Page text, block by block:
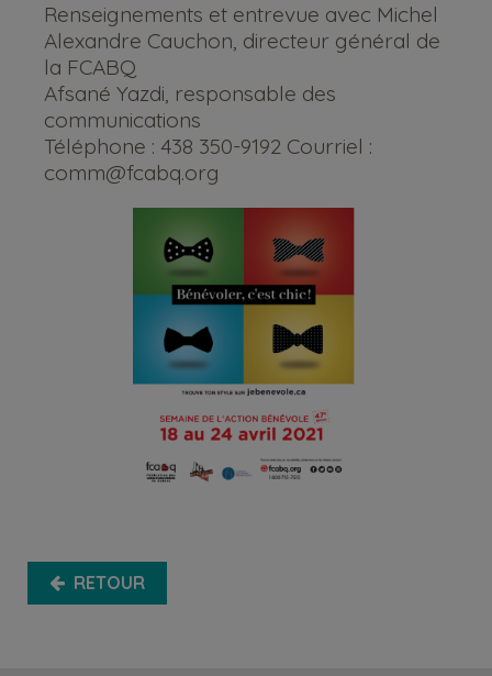
Renseignements et entrevue avec Michel
Alexandre Cauchon, directeur général de
la FCABQ
Afsané Yazdi, responsable des
communications
Téléphone : 438 350-9192 Courriel :
comm@fcabq.org
RETOUR